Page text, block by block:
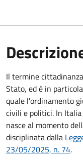
Il termine
Stato, ed è in
quale l'ordinamento
civili e politici. In
nasce al momento
disciplinata dalla
23/05/2025, n. 74.